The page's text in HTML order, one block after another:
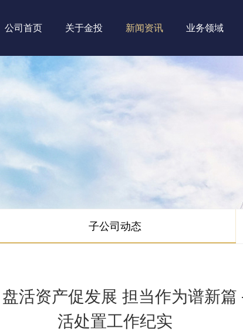
公司首页 关于金投 新闻资讯 业务领域
子公司动态
盘活资产促发展 担当作为谱新
活处置工作纪实